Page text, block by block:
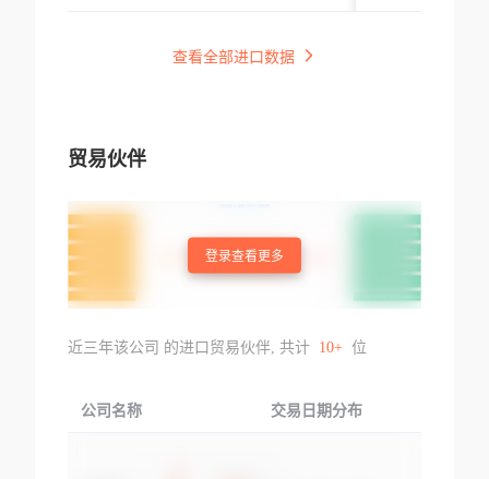
23-24/12 Dt-26.0查看全部进口数据
贸易伙伴
登录查看更多
近三年该公司 的进口贸易伙伴, 共计 10+ 位
公司名称 交易日期分布